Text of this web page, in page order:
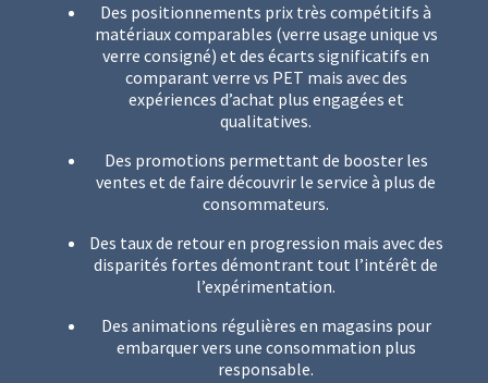
Des positionnements prix très compétitifs à
matériaux comparables (verre usage unique vs
verre consigné) et des écarts significatifs en
comparant verre vs PET mais avec des
expériences d’achat plus engagées et
qualitatives.
Des promotions permettant de booster les
ventes et de faire découvrir le service à plus de
consommateurs.
Des taux de retour en progression mais avec des
disparités fortes démontrant tout l’intérêt de
l’expérimentation.
Des animations régulières en magasins pour
embarquer vers une consommation plus
responsable.